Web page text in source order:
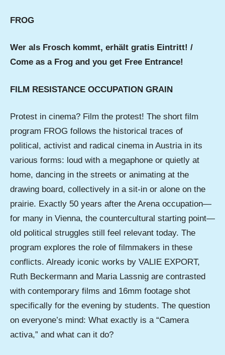
FROG
Wer als Frosch kommt, erhält gratis Eintritt! /
Come as a Frog and you get Free Entrance!
FILM RESISTANCE OCCUPATION GRAIN
Protest in cinema? Film the protest! The short film
program FROG follows the historical traces of
political, activist and radical cinema in Austria in its
various forms: loud with a megaphone or quietly at
home, dancing in the streets or animating at the
drawing board, collectively in a sit-in or alone on the
prairie. Exactly 50 years after the Arena occupation—
for many in Vienna, the countercultural starting point—
old political struggles still feel relevant today. The
program explores the role of filmmakers in these
conflicts. Already iconic works by VALIE EXPORT,
Ruth Beckermann and Maria Lassnig are contrasted
with contemporary films and 16mm footage shot
specifically for the evening by students. The question
on everyone’s mind: What exactly is a “Camera
activa,” and what can it do?